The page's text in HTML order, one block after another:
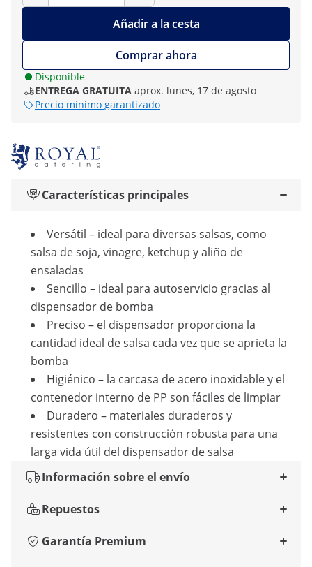
Añadir a la cesta
Comprar ahora
Disponible
ENTREGA GRATUITA aprox. lunes, 17 de agosto
Precio mínimo garantizado
Características principales
Versátil – ideal para diversas salsas, como
salsa de soja, vinagre, ketchup y aliño de
ensaladas
Sencillo – ideal para autoservicio gracias al
dispensador de bomba
Preciso – el dispensador proporciona la
cantidad ideal de salsa cada vez que se aprieta la
bomba
Higiénico – la carcasa de acero inoxidable y el
contenedor interno de PP son fáciles de limpiar
Duradero – materiales duraderos y
resistentes con construcción robusta para una
larga vida útil del dispensador de salsa
Información sobre el envío
Repuestos
Garantía Premium